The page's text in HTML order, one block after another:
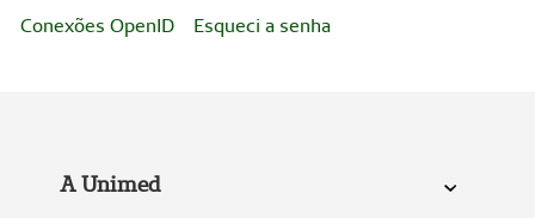
Conexões OpenID Esqueci a senha
A Unimed